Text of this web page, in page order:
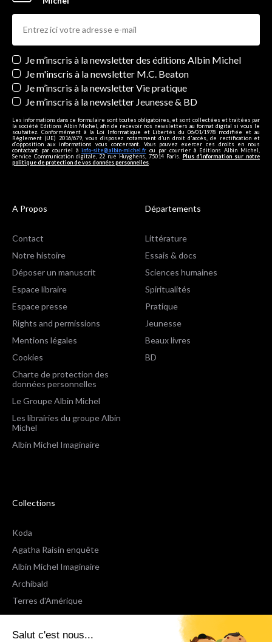
Salut c'est nous...
Newsletters
Je m’inscris à la newsletter des éditions Albin Michel
Je m'inscris à la newsletter M.C. Beaton
Je m’inscris à la newsletter Vie pratique
Je m’inscris à la newsletter Jeunesse & BD
Les informations dans ce formulaire sont toutes obligatoires, et sont collectées et traitées par
la société Editions Albin Michel, afin de recevoir nos newsletters au format digital si vous le
souhaitez. Conformément à la Loi Informatique et Libertés du 06/01/1978 modifiée et au
Règlement (UE) 2016/679, vous disposez notamment d'un droit d'accès, de rectification et
d’opposition aux informations vous concernant. Vous pouvez exercer ces droits en nous
contactant par courriel à info-site@albin-michel.fr ou par courrier à Editions Albin Michel,
Service Communication digitale, 22 rue Huyghens, 75014 Paris. Plus d’information sur notre
politique de protection de vos données personnelles.
A Propos
Contact
Notre histoire
Déposer un manuscrit
Espace libraire
Espace presse
Rights and permissions
Mentions légales
Cookies
Charte de protection des
données personnelles
Le Groupe Albin Michel
Les librairies du groupe Albin
Michel
Albin Michel Imaginaire
Départements
Littérature
Essais & docs
Sciences humaines
Spiritualités
Pratique
Jeunesse
Beaux livres
BD
Collections
Koda
Agatha Raisin enquête
Albin Michel Imaginaire
Archibald
Terres d'Amérique
Espaces Libres Poche
NOX